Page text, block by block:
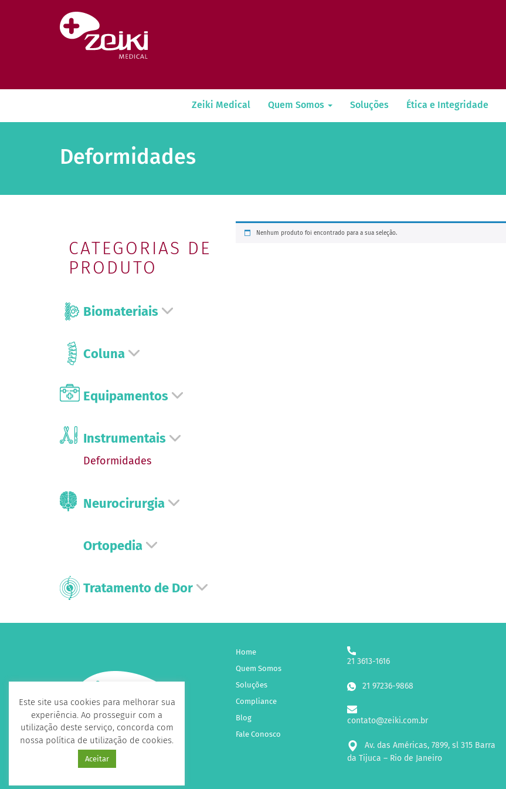
Zeiki Medical Quem Somos Soluções Ética e Integridade
Deformidades
CATEGORIAS DE
PRODUTO
Biomateriais
Coluna
Equipamentos
Instrumentais
Deformidades
Neurocirurgia
Ortopedia
Tratamento de Dor
Nenhum produto foi encontrado para a sua seleção.
Home
Quem Somos
Soluções
Compliance
Blog
Fale Conosco
21 3613-1616
21 97236-9868
contato@zeiki.com.br
Av. das Américas, 7899, sl 315 Barra
da Tijuca – Rio de Janeiro
Este site usa cookies para melhorar sua
experiência. Ao prosseguir com a
utilização deste serviço, concorda com
nossa política de utilização de cookies.
Aceitar